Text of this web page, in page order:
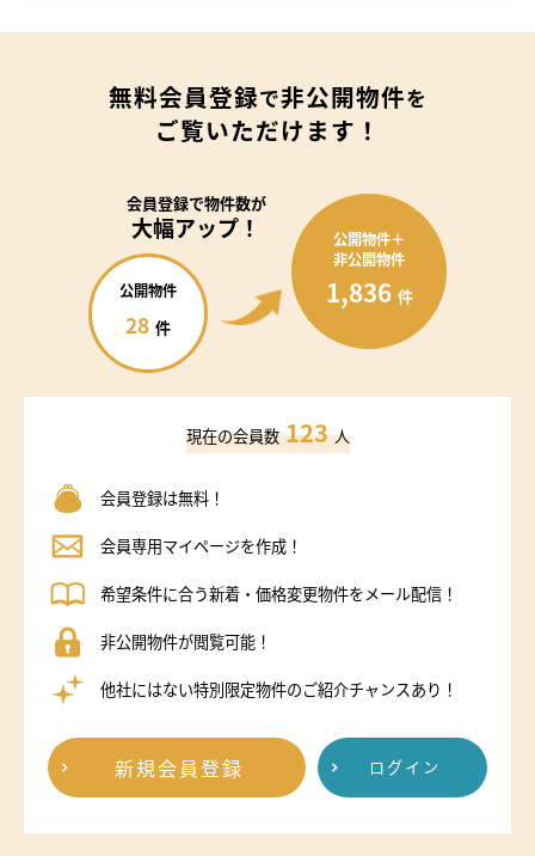
無料会員登録で非公開物件を
ご覧いただけます！
会員登録で物件数が
大幅アップ！
公開物件
28 件
公開物件＋
非公開物件
1,836 件
現在の会員数 123 人
会員登録は無料！
会員専用マイページを作成！
希望条件に合う新着・価格変更物件をメール配信！
非公開物件が閲覧可能！
他社にはない特別限定物件のご紹介チャンスあり！
新規会員登録 ログイン